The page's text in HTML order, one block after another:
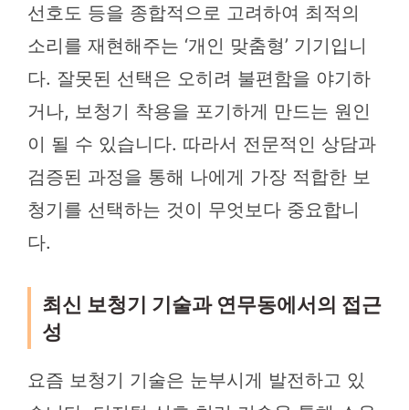
선호도 등을 종합적으로 고려하여 최적의
소리를 재현해주는 ‘개인 맞춤형’ 기기입니
다. 잘못된 선택은 오히려 불편함을 야기하
거나, 보청기 착용을 포기하게 만드는 원인
이 될 수 있습니다. 따라서 전문적인 상담과
검증된 과정을 통해 나에게 가장 적합한 보
청기를 선택하는 것이 무엇보다 중요합니
다.
최신 보청기 기술과 연무동에서의 접근
성
요즘 보청기 기술은 눈부시게 발전하고 있